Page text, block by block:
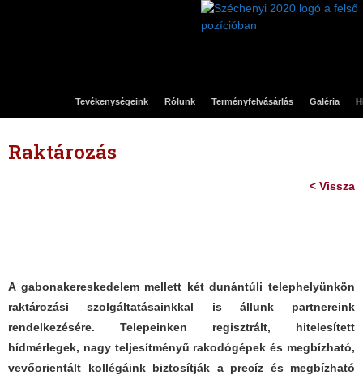
Tevékenységeink Rólunk Terményfelvásárlás Galéria
Raktározás
< Vissza
A gabonakereskedelem mellett két dunántúli telephelyünkön
raktározási szolgáltatásainkkal is állunk partnereink
rendelkezésére. Telepeinken regisztrált, hitelesített
hídmérlegek, nagy teljesítményű rakodógépek és megbízható,
vevőorientált kollégáink biztosítják a precíz és megbízható